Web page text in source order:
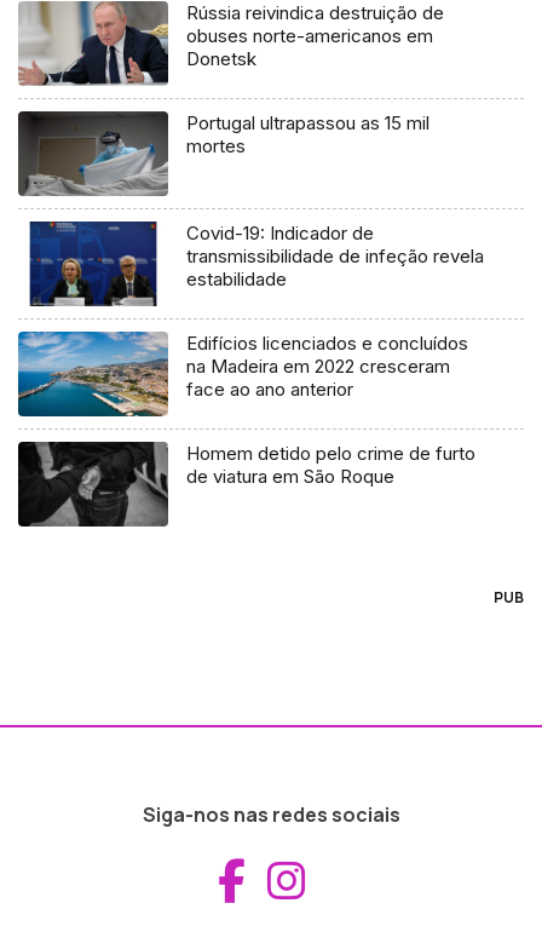
Rússia reivindica destruição de
obuses norte-americanos em
Donetsk
Portugal ultrapassou as 15 mil
mortes
Covid-19: Indicador de
transmissibilidade de infeção revela
estabilidade
Edifícios licenciados e concluídos
na Madeira em 2022 cresceram
face ao ano anterior
Homem detido pelo crime de furto
de viatura em São Roque
PUB
Siga-nos nas redes sociais
Aceder ao